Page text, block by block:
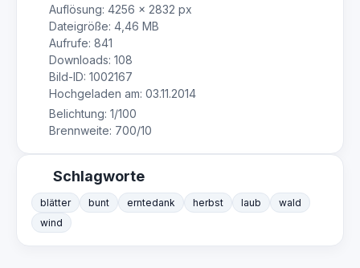
Auflösung: 4256 × 2832 px
Dateigröße: 4,46 MB
Aufrufe: 841
Downloads: 108
Bild-ID: 1002167
Hochgeladen am: 03.11.2014
Belichtung: 1/100
Brennweite: 700/10
Schlagworte
blätter bunt erntedank herbst laub
wald
wind